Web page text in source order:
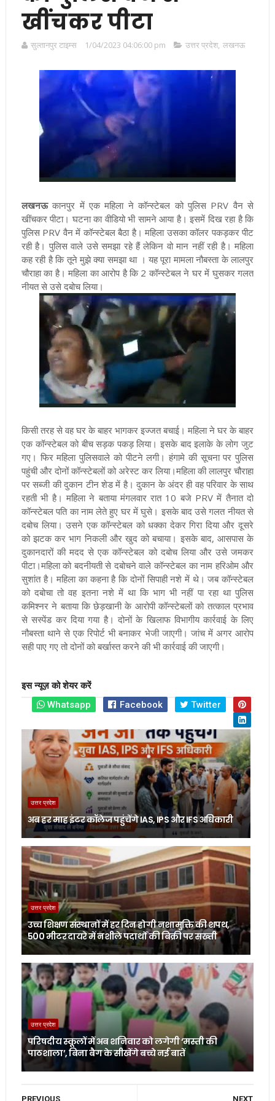
खींचकर पीटा
सुल्तानपुर टाइम्स 1/04/2023 04:06:00 pm उत्तर प्रदेश, लखनऊ
लखनऊकानपुर में एक महिला ने कॉन्स्टेबल को पुलिस PRV वैन से
खींचकर पीटा। घटना का वीडियो भी सामने आया है। इसमें दिख रहा है कि
पुलिस PRV वैन में कॉन्स्टेबल बैठा है। महिला उसका कॉलर पकड़कर पीट
रही है। पुलिस वाले उसे समझा रहे हैं लेकिन वो मान नहीं रही है। महिला
कह रही है कि तूने मुझे क्या समझा था ।यह पूरा मामला नौबस्ता के लालपुर
चौराहा का है। महिला का आरोप है कि 2 कॉन्स्टेबल ने घर में घुसकर गलत
नीयत से उसे दबोच लिया।
किसी तरह से वह घर के बाहर भागकर इज्जत बचाई। महिला ने घर के बाहर
एक कॉन्स्टेबल को बीच सड़क पकड़ लिया। इसके बाद इलाके के लोग जुट
गए। फिर महिला पुलिसवाले को पीटने लगी। हंगामे की सूचना पर पुलिस
पहुंची और दोनों कॉन्स्टेबलों को अरेस्ट कर लिया।महिला की लालपुर चौराहा
पर सब्जी की दुकान टीन शेड में है। दुकान के अंदर ही वह परिवार के साथ
रहती भी है। महिला ने बताया मंगलवार रात 10 बजे PRV में तैनात दो
कॉन्स्टेबल पति का नाम लेते हुए घर में घुसे। इसके बाद उसे गलत नीयत से
दबोच लिया। उसने एक कॉन्स्टेबल को धक्का देकर गिरा दिया और दूसरे
को झटक कर भाग निकली और खुद को बचाया। इसके बाद, आसपास के
दुकानदारों की मदद से एक कॉन्स्टेबल को दबोच लिया और उसे जमकर
पीटा।महिला को बदनीयती से दबोचने वाले कॉन्स्टेबल का नाम हरिओम और
सुशांत है। महिला का कहना है कि दोनों सिपाही नशे में थे। जब कॉन्स्टेबल
को दबोचा तो वह इतना नशे में था कि भाग भी नहीं पा रहा थापुलिस
कमिश्नर ने बताया कि छेड़खानी के आरोपी कॉन्स्टेबलों को तत्काल प्रभाव
से सस्पेंड कर दिया गया है। दोनों के खिलाफ विभागीय कार्रवाई के लिए
नौबस्ता थाने से एक रिपोर्ट भी बनाकर भेजी जाएगी। जांच में अगर आरोप
सही पाए गए तो दोनों को बर्खास्त करने की भी कार्रवाई की जाएगी।
इस न्यूज़ को शेयर करें
Whatsapp
Facebook Twitter
उत्तर प्रदेश
अब हर माह इंटर कॉलेज पहुंचेंगे IAS, IPS और IFS अधिकारी
उत्तर प्रदेश
उच्च शिक्षण संस्थानों में हर दिन होगी नशामुक्ति की शपथ,
500 मीटर दायरे में नशीले पदार्थों की बिक्री पर सख्ती
उत्तर प्रदेश
परिषदीय स्कूलों में अब शनिवार को लगेगी ‘मस्ती की
पाठशाला’, बिना बैग के सीखेंगे बच्चे नई बातें
NEXT
PREVIOUS